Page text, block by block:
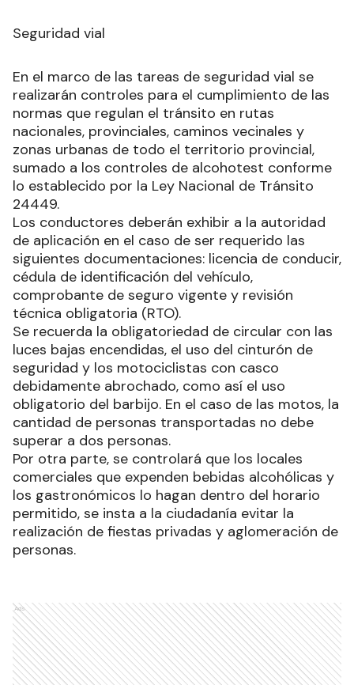
Seguridad vial
En el marco de las tareas de seguridad vial se
realizarán controles para el cumplimiento de las
normas que regulan el tránsito en rutas
nacionales, provinciales, caminos vecinales y
zonas urbanas de todo el territorio provincial,
sumado a los controles de alcohotest conforme
lo establecido por la Ley Nacional de Tránsito
24449.
Los conductores deberán exhibir a la autoridad
de aplicación en el caso de ser requerido las
siguientes documentaciones: licencia de conducir,
cédula de identificación del vehículo,
comprobante de seguro vigente y revisión
técnica obligatoria (RTO).
Se recuerda la obligatoriedad de circular con las
luces bajas encendidas, el uso del cinturón de
seguridad y los motociclistas con casco
debidamente abrochado, como así el uso
obligatorio del barbijo. En el caso de las motos, la
cantidad de personas transportadas no debe
superar a dos personas.
Por otra parte, se controlará que los locales
comerciales que expenden bebidas alcohólicas y
los gastronómicos lo hagan dentro del horario
permitido, se insta a la ciudadanía evitar la
realización de fiestas privadas y aglomeración de
personas.
Ads